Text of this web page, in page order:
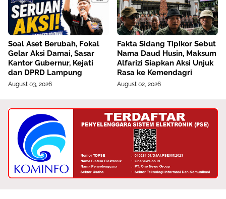
​Soal Aset Berubah, Fokal
Gelar Aksi Damai, Sasar
Kantor Gubernur, Kejati
dan DPRD Lampung
August 03, 2026
Fakta Sidang Tipikor Sebut
Nama Daud Husin, Maksum
Alfarizi Siapkan Aksi Unjuk
Rasa ke Kemendagri
August 02, 2026